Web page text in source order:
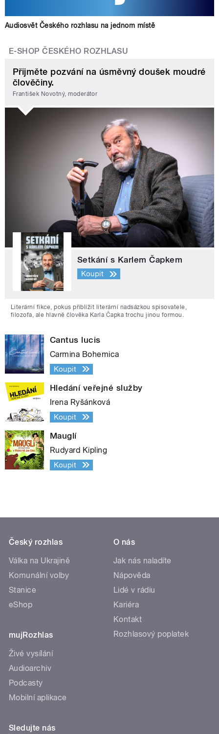
Audiosvět Českého rozhlasu na jednom místě
E-SHOP ČESKÉHO ROZHLASU
Přijměte pozvání na úsměvný doušek moudré
člověčiny.
František Novotný, moderátor
Setkání s Karlem Čapkem
Koupit
Literární fikce, pokus přiblížit literární nadsázkou spisovatele,
filozofa, ale hlavně člověka Karla Čapka trochu jinou formou.
Cantus lucis
Carmina Bohemica
Koupit
Hledání veřejné služby
Irena Ryšánková
Koupit
Mauglí
Rudyard Kipling
Koupit
Český rozhlas
Válka na Ukrajině
Komunální volby
Stanice
eShop
mujRozhlas
Živé vysílání
Audioarchiv
Podcasty
Mobilní aplikace
O nás
Jak nás naladíte
Nápověda
Lidé v rádiu
Kariéra
Kontakt
Rozhlasový poplatek
Sledujte nás